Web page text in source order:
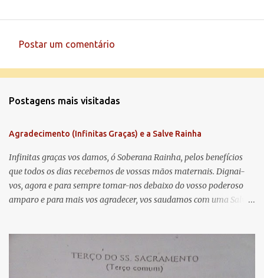
e
t
á
r
i
o
Postar um comentário
Postagens mais visitadas
Agradecimento (Infinitas Graças) e a Salve Rainha
Infinitas graças vos damos, ó Soberana Rainha, pelos benefícios
que todos os dias recebemos de vossas mãos maternais. Dignai-
vos, agora e para sempre tomar-nos debaixo do vosso poderoso
amparo e para mais vos agradecer, vos saudamos com uma Salve
lágrimas. Eia, pois, Advogada nossa, estes vossos olhos
misericordiosos a nós volvei, e depois deste desterro, mostrai-nos